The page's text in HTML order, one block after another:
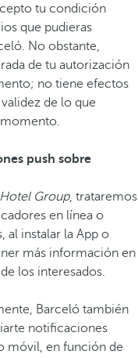
tu condición
que pudieras
No obstante,
de tu autorización
no tiene efectos
de lo que
momento.
push sobre
Group, trataremos
en línea o
al instalar la App o
más información en
los interesados.
Barceló también
notificaciones
móvil, en función de